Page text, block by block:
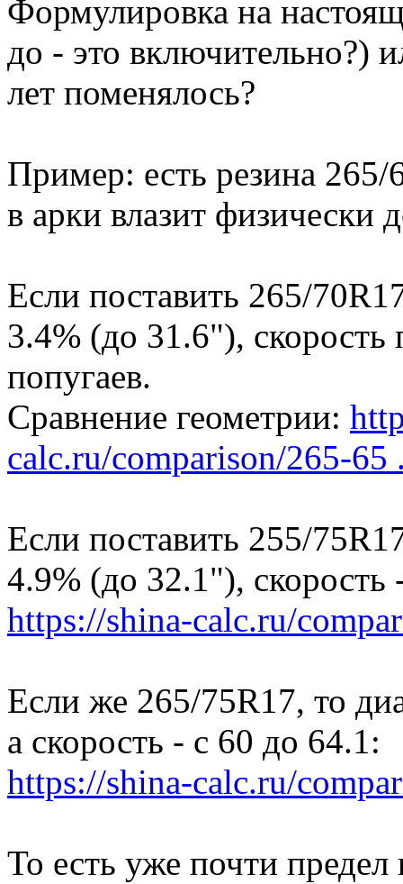
Формулировка на
до - это включительно?)
лет поменялось?
Пример: есть резина 265/
в арки влазит физически
Если поставить 265/
3.4% (до 31.6"),
попугаев.
Сравнение геометрии:
calc.ru/comparison/265-
Если поставить 255/
4.9% (до 32.1"), скорость
https://shina-calc.ru/
Если же 265/75R17, то
а скорость - с 60 до 64.1:
https://shina-calc.ru/
То есть уже почти